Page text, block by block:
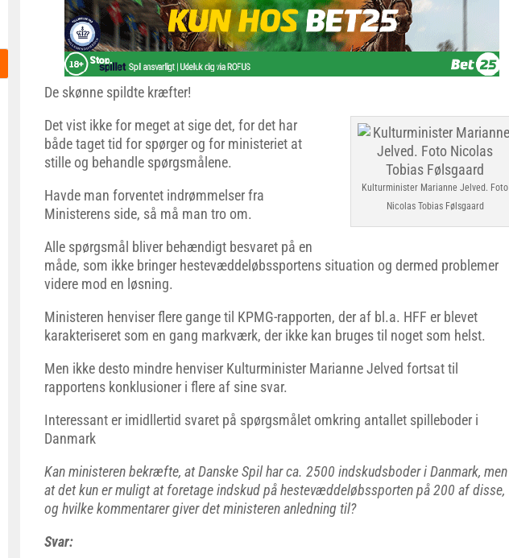
De skønne spildte kræfter!
Kulturminister Marianne Jelved. Foto
Nicolas Tobias Følsgaard
Det vist ikke for meget at sige det, for det har
både taget tid for spørger og for ministeriet at
stille og behandle spørgsmålene.
Havde man forventet indrømmelser fra
Ministerens side, så må man tro om.
Alle spørgsmål bliver behændigt besvaret på en
måde, som ikke bringer hestevæddeløbssportens situation og dermed problemer
videre mod en løsning.
Ministeren henviser flere gange til KPMG-rapporten, der af bl.a. HFF er blevet
karakteriseret som en gang markværk, der ikke kan bruges til noget som helst.
Men ikke desto mindre henviser Kulturminister Marianne Jelved fortsat til
rapportens konklusioner i flere af sine svar.
Interessant er imidllertid svaret på spørgsmålet omkring antallet spilleboder i
Danmark
Kan ministeren bekræfte, at Danske Spil har ca. 2500 indskudsboder i Danmark, men
at det kun er muligt at foretage indskud på hestevæddeløbssporten på 200 af disse,
og hvilke kommentarer giver det ministeren anledning til?
Svar: